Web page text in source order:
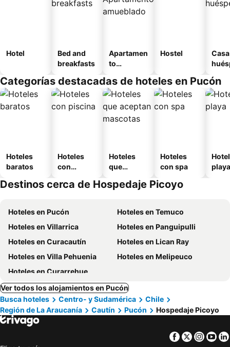
Hotel
Bed and
breakfasts
Apartamen
to
o
Hostel
Categorías destacadas de hoteles en Pucón
Hoteles
baratos
Hoteles
con
Hoteles
que
mascotas
Hoteles
con spa
playa
Destinos cerca de Hospedaje Picoyo
Hoteles en Pucón
Hoteles en Temuco
Hoteles en Villarrica
Hoteles en Panguipulli
Hoteles en Curacautín
Hoteles en Lican Ray
Hoteles en Villa Pehuenia
Hoteles en Melipeuco
Hoteles en Curarrehue
Ver todos los alojamientos en Pucón
Busca hoteles
Centro- y Sudamérica
Chile
Región de La Araucanía
Cautín Pucón Hospedaje Picoyo
Facebook
Twitter